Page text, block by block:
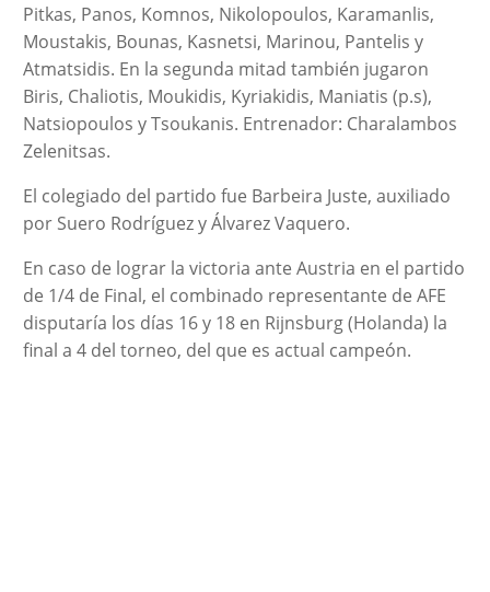
Pitkas, Panos, Komnos, Nikolopoulos, Karamanlis,
Moustakis, Bounas, Kasnetsi, Marinou, Pantelis y
Atmatsidis. En la segunda mitad también jugaron
Biris, Chaliotis, Moukidis, Kyriakidis, Maniatis (p.s),
Natsiopoulos y Tsoukanis. Entrenador: Charalambos
Zelenitsas.
El colegiado del partido fue Barbeira Juste, auxiliado
por Suero Rodríguez y Álvarez Vaquero.
En caso de lograr la victoria ante Austria en el partido
de 1/4 de Final, el combinado representante de AFE
disputaría los días 16 y 18 en Rijnsburg (Holanda) la
final a 4 del torneo, del que es actual campeón.